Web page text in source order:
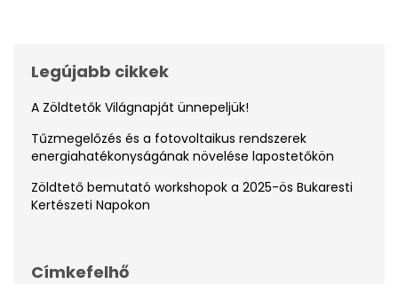
Legújabb cikkek
A Zöldtetők Világnapját ünnepeljük!
Tűzmegelőzés és a fotovoltaikus rendszerek
energiahatékonyságának növelése lapostetőkön
Zöldtető bemutató workshopok a 2025-ös Bukaresti
Kertészeti Napokon
Címkefelhő